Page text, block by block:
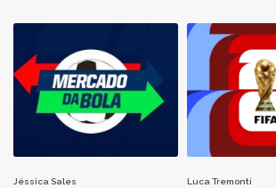
Jéssica Sales Luca Tremonti